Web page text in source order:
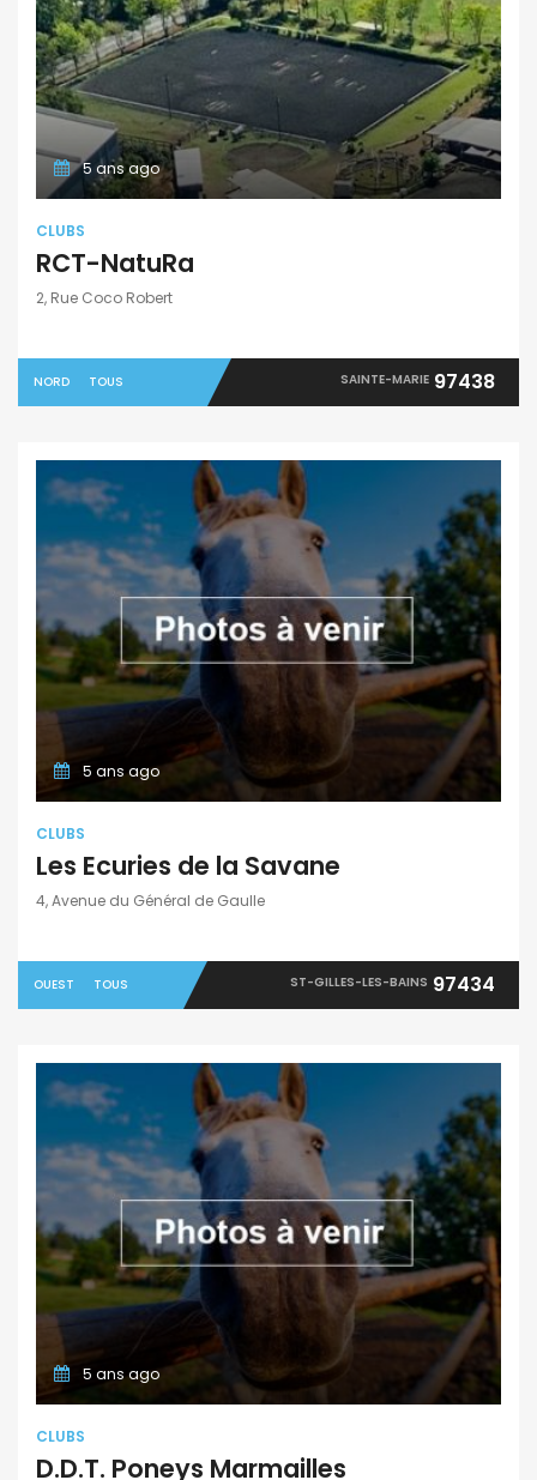
5 ans ago
CLUBS
RCT-NatuRa
2, Rue Coco Robert
NORD TOUS SAINTE-MARIE 97438
5 ans ago
CLUBS
Les Ecuries de la Savane
4, Avenue du Général de Gaulle
OUEST TOUS ST-GILLES-LES-BAINS 97434
5 ans ago
CLUBS
D.D.T. Poneys Marmailles